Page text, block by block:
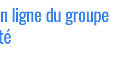
ligne du groupe